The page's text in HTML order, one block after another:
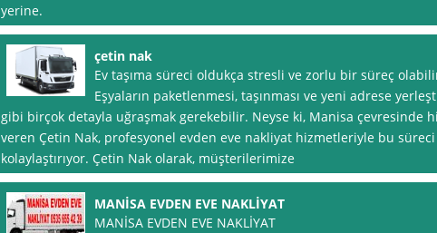
yerine.
çetin nak
Ev taşıma süreci oldukça stresli ve zorlu bir süreç
Eşyaların paketlenmesi, taşınması ve yeni adrese
gibi birçok detayla uğraşmak gerekebilir. Neyse ki, Manisa çevresinde
veren Çetin Nak, profesyonel evden eve nakliyat hizmetleriyle bu
kolaylaştırıyor. Çetin Nak olarak, müşterilerimize
MANİSA EVDEN EVE NAKLİYAT
MANİSA EVDEN EVE NAKLİYAT